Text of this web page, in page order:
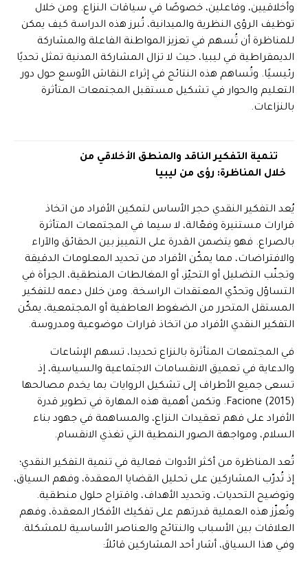
وأخلاقيين، وفاعلين، خصوصًا في سياقات النزاع. ومن خلال
توظيف الرؤى النظرية والميدانية، تُبرز هذه الدراسة كيف يمكن
للمناظرة أن تُسهم في تعزيز المواطنة الفاعلة والمشاركة
الديمقراطية في ليبيا، حيث لا تزال المشاركة المدنية تمثل تحديًا
رئيسيًا. وتُساهم هذه النتائج في إثراء النقاش الأوسع حول دور
التعليم والحوار في تشكيل مستقبل المجتمعات المتأثرة
بالنزاعات.
تنمية التفكير الناقد والمنطق الأخلاقي من
خلال المناظرة: رؤى من ليبيا
يُعد التفكير النقدي حجر الأساس لتمكين الأفراد من اتخاذ
قرارات مستنيرة وفعّالة، لا سيما في المجتمعات المتأثرة
بالصراع. فهو يتضمن القدرة على التمييز بين الحقائق والآراء
والافتراضات، مما يمكّن الأفراد من تحديد المعلومات الدقيقة
وتجنّب التضليل أو التحيّز، أو المغالطات المنطقية، الجرأة في
التساؤل وتحدّي المعتقدات الراسخة. ومن خلال دعمه للتفكير
المستقل المتحرر من الضغوط العاطفية أو المجتمعية، يمكّن
التفكير النقدي الأفراد من اتخاذ قرارات موضوعية ومدروسة.
في المجتمعات المتأثرة بالنزاع تحديدا، تسهم الإشاعات
والدعاية في تعميق الانقسامات الاجتماعية والسياسية، إذ
تسعى جميع الأطراف إلى تشكيل الروايات بما يخدم مصالحها
(Facione (2015. وتكمن أهمية هذه المهارة في تطوير قدرة
الأفراد على فهم تعقيدات النزاع، والمساهمة في جهود بناء
السلام، ومواجهة الصور النمطية التي تغذي الانقسام.
تُعد المناظرة من أكثر الأدوات فعالية في تنمية التفكير النقدي؛
إذ تُدرّب المشاركين على تحليل القضايا المعقدة، وفهم السياق،
وتوضيح التحديات، وتحديد الأهداف، واقتراح حلول منطقية.
وتُعزّز هذه العملية قدرتهم على تفكيك الأفكار المعقدة، وفهم
العلاقات بين الأسباب والنتائج والعناصر الأساسية للمشكلة.
وفي هذا السياق، أشار أحد المشاركين قائلاً: